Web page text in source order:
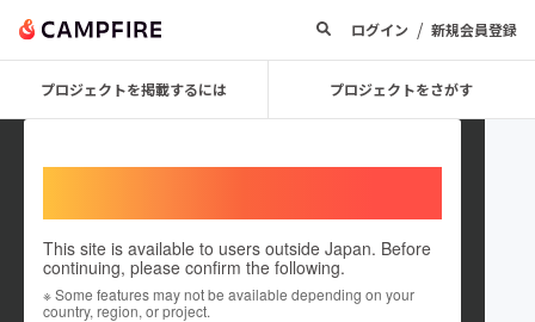
ログイン / 新規会員登録
プロジェクトを掲載するには プロジェクトをさがす
This site is available to users outside Japan. Before
continuing, please confirm the following.
※ Some features may not be available depending on your
country, region, or project.
minuseightproductions